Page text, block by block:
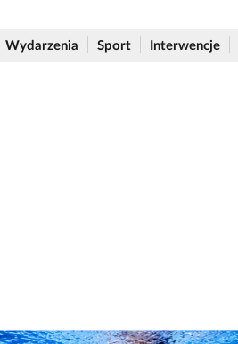
Wydarzenia Sport Interwencje